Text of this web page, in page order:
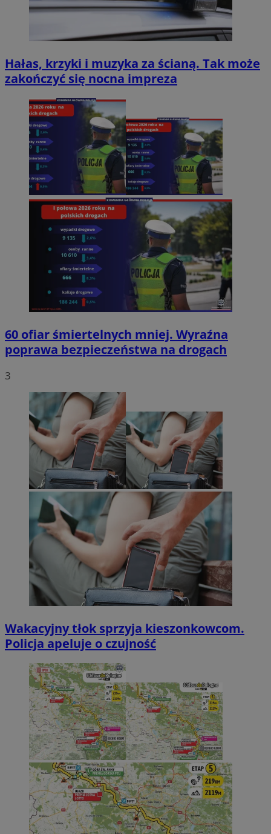
Hałas, krzyki i muzyka za ścianą. Tak może
zakończyć się nocna impreza
60 ofiar śmiertelnych mniej. Wyraźna
poprawa bezpieczeństwa na drogach
3
Wakacyjny tłok sprzyja kieszonkowcom.
Policja apeluje o czujność